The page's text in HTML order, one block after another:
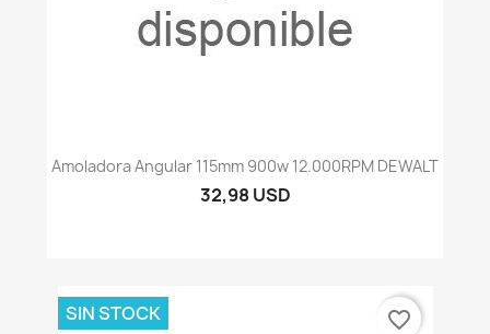
Amoladora Angular 115mm 900w 12.000RPM DEWALT
32,98 USD
SIN STOCK favorite_border